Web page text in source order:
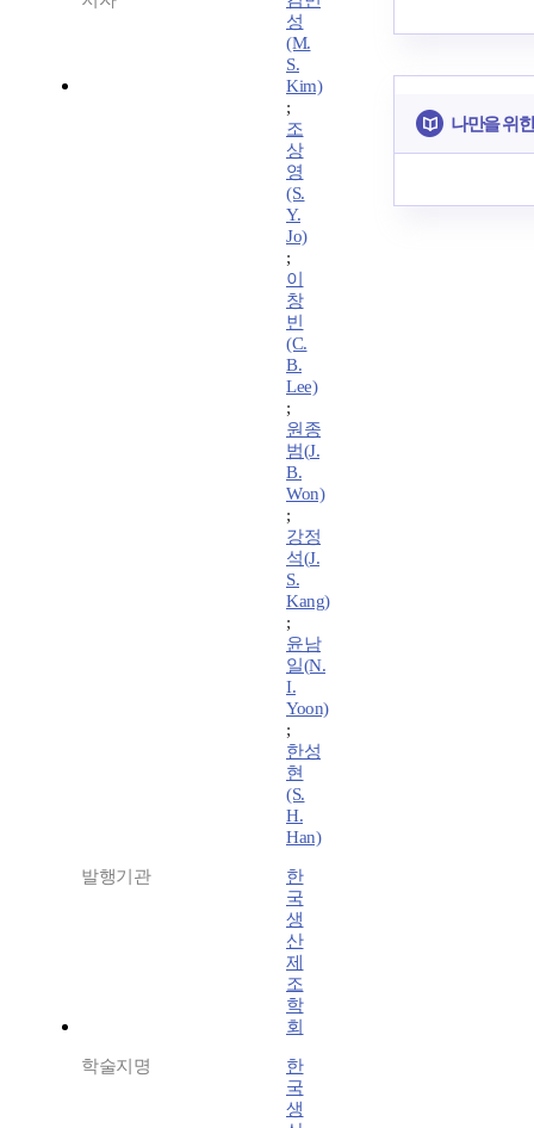
성
(M.
S.
Kim)
;
조
상
영
(S.
Y.
Jo)
;
이
창
빈
(C.
B.
Lee)
;
원종
범(J.
B.
Won)
;
강정
석(J.
S.
Kang)
;
윤남
일(N.
I.
Yoon)
;
한성
현
(S.
H.
Han)
발행기관
한
국
생
산
제
조
학
회
학술지명
한
국
생
나만을 위